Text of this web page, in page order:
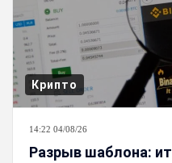
Крипто
14:22 04/08/26
Разрыв шаблона: